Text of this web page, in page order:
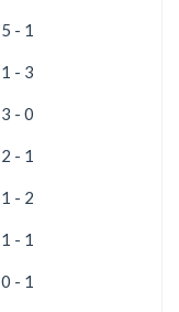
5 - 1
1 - 3
3 - 0
2 - 1
1 - 2
1 - 1
0 - 1